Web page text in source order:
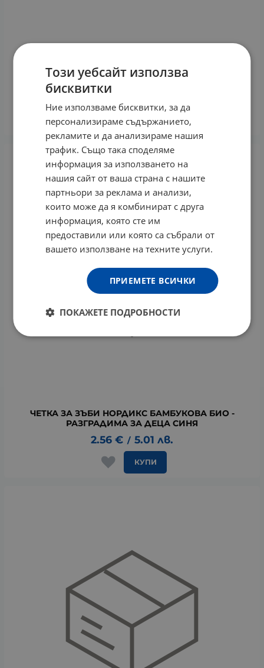
ЧЕТКА ЗА ЗЪБИ НОРДИКС БАМБУКОВА БИО -
РАЗГРАДИМА ЗА ДЕЦА ЖЪЛТА
2.56
КУПИ
ЧЕТКА ЗА ЗЪБИ НОРДИКС БАМБУКОВА БИО -
РАЗГРАДИМА ЗА ДЕЦА СИНЯ
2.56 € / 5.01 лв.
КУПИ
Този уебсайт използва
бисквитки
Ние използваме бисквитки, за да
персонализираме съдържанието,
рекламите и да анализираме нашия
трафик. Също така споделяме
информация за използването на
нашия сайт от ваша страна с нашите
партньори за реклама и анализи,
които може да я комбинират с друга
информация, която сте им
предоставили или която са събрали от
вашето използване на техните услуги.
ПРИЕМЕТЕ ВСИЧКИ
ПОКАЖЕТЕ ПОДРОБНОСТИ